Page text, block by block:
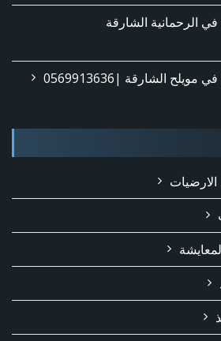
الرحمانية الشارقة
الشارقة |0569913636